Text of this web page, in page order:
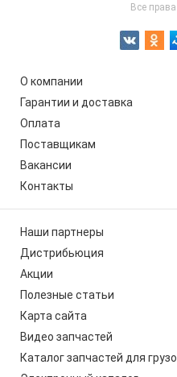
Все
О компании
Гарантии и доставка
Оплата
Поставщикам
Вакансии
Контакты
Наши партнеры
Дистрибьюция
Акции
Полезные статьи
Карта сайта
Видео запчастей
Каталог запчастей для